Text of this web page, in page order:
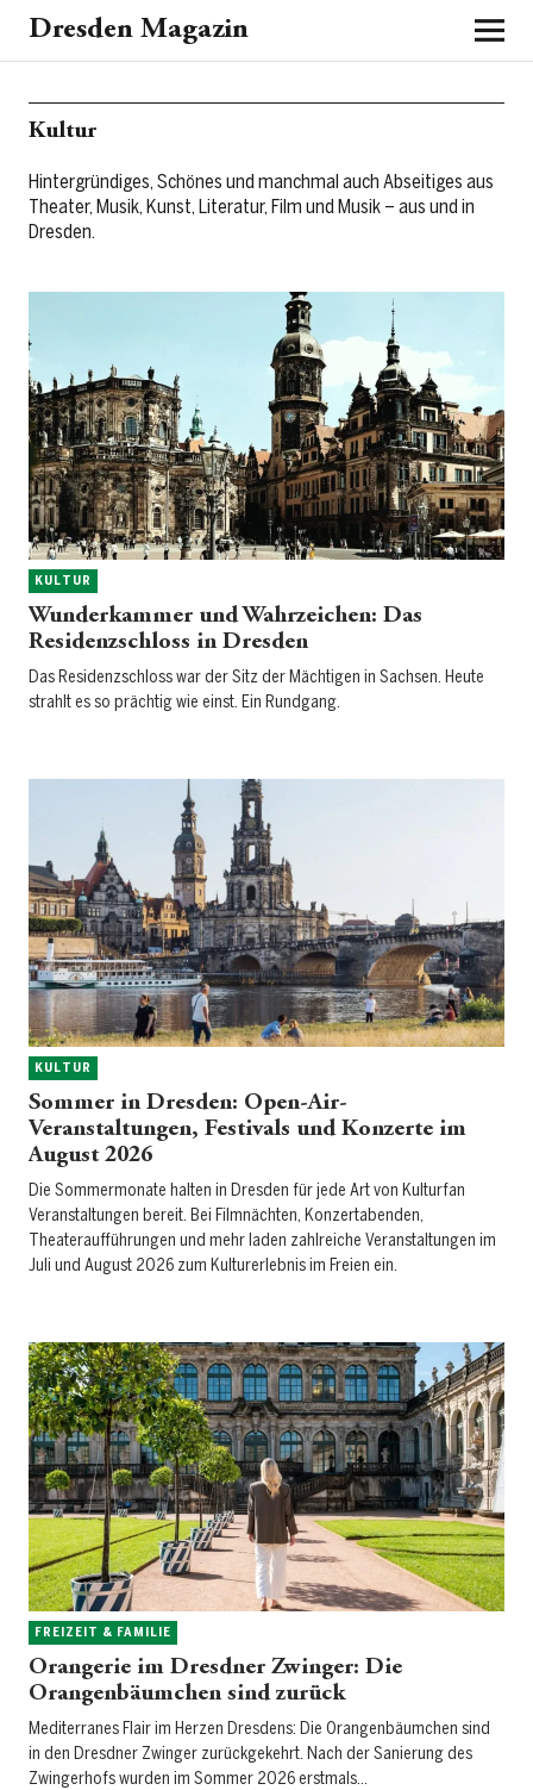
Dresden Magazin
Kultur
Hintergründiges, Schönes und manchmal auch Abseitiges aus
Theater, Musik, Kunst, Literatur, Film und Musik – aus und in
Dresden.
KULTUR
Wunderkammer und Wahrzeichen: Das
Residenzschloss in Dresden
Das Residenzschloss war der Sitz der Mächtigen in Sachsen. Heute
strahlt es so prächtig wie einst. Ein Rundgang.
KULTUR
Sommer in Dresden: Open-Air-
Veranstaltungen, Festivals und Konzerte im
August 2026
Die Sommermonate halten in Dresden für jede Art von Kulturfan
Veranstaltungen bereit. Bei Filmnächten, Konzertabenden,
Theateraufführungen und mehr laden zahlreiche Veranstaltungen im
Juli und August 2026 zum Kulturerlebnis im Freien ein.
FREIZEIT & FAMILIE
Orangerie im Dresdner Zwinger: Die
Orangenbäumchen sind zurück
Mediterranes Flair im Herzen Dresdens: Die Orangenbäumchen sind
in den Dresdner Zwinger zurückgekehrt. Nach der Sanierung des
Zwingerhofs wurden im Sommer 2026 erstmals…